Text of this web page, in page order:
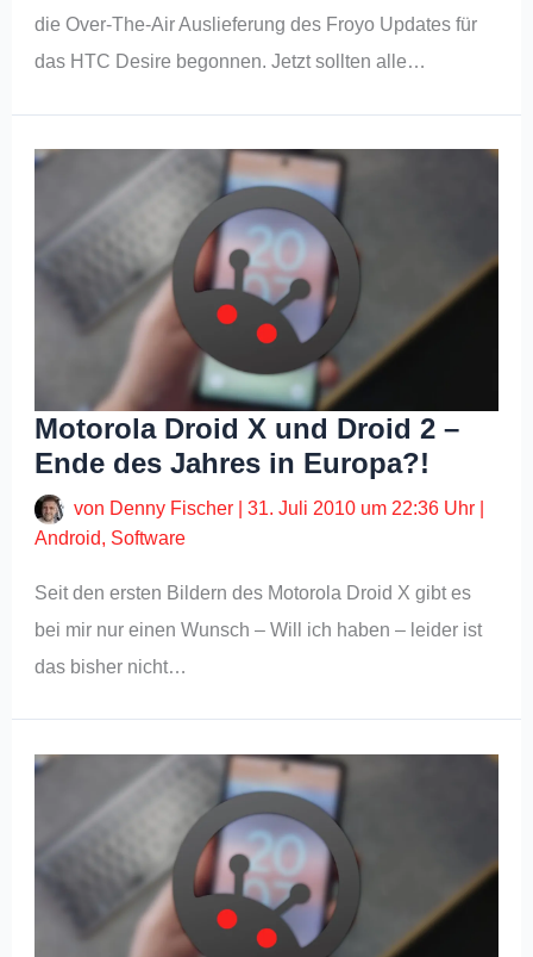
die Over-The-Air Auslieferung des Froyo Updates für
das HTC Desire begonnen. Jetzt sollten alle…
Motorola Droid X und Droid 2 –
Ende des Jahres in Europa?!
von Denny Fischer |31. Juli 2010 um 22:36 Uhr
Android, Software
Seit den ersten Bildern des Motorola Droid X gibt es
bei mir nur einen Wunsch – Will ich haben – leider ist
das bisher nicht…